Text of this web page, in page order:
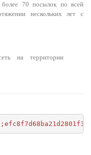
70 посылок по всей
нескольких лет с
на территории